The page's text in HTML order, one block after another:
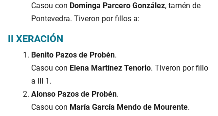
Casou con Dominga Parcero González, tamén de
Pontevedra. Tiveron por fillos a:
II XERACIÓN
Benito Pazos de Probén.
Casou con Elena Martínez Tenorio. Tiveron por fillo
a III 1.
Alonso Pazos de Probén.
Casou con María García Mendo de Mourente.